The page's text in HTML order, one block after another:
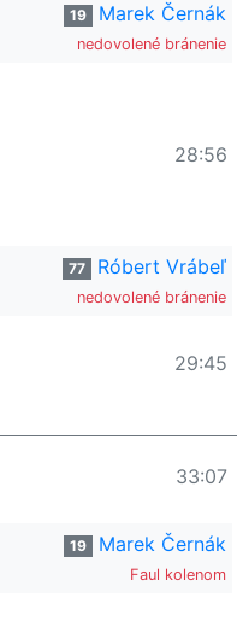
19 Marek Černák
nedovolené bránenie
28:56
77 Róbert Vrábeľ
nedovolené bránenie
29:45
33:07
19 Marek Černák
Faul kolenom